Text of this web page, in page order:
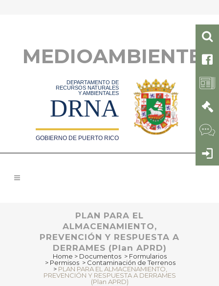
MEDIOAMBIENTE
DEPARTAMENTO DE
RECURSOS NATURALES
Y AMBIENTALES
DRNA
GOBIERNO DE PUERTO RICO
PLAN PARA EL
ALMACENAMIENTO,
PREVENCIÓN Y RESPUESTA A
DERRAMES (Plan APRD)
Home > Documentos > Formularios
> Permisos > Contaminación de Terrenos
> PLAN PARA EL ALMACENAMIENTO,
PREVENCIÓN Y RESPUESTA A DERRAMES
(Plan APRD)